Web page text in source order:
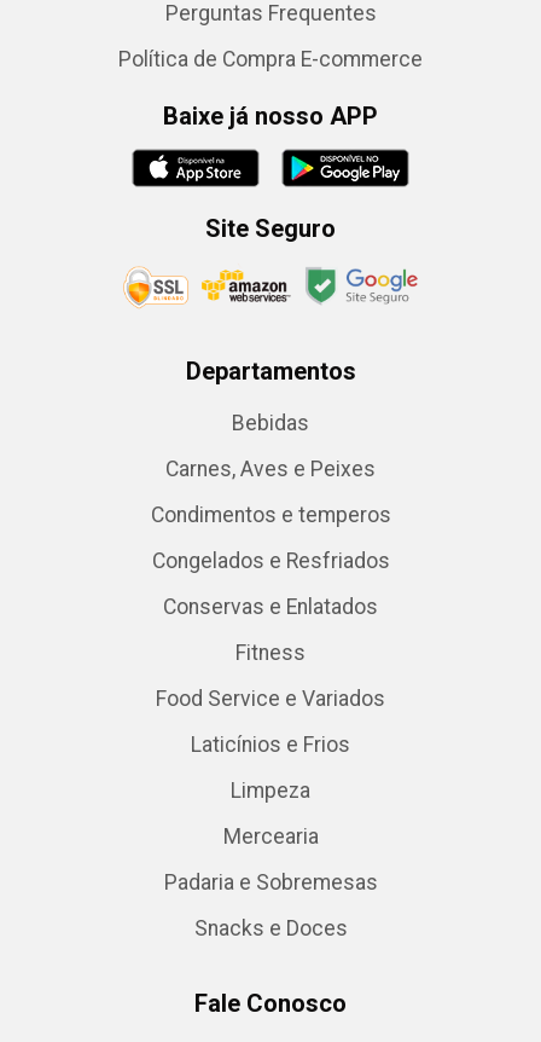
Perguntas Frequentes
Política de Compra E-commerce
Baixe já nosso APP
Site Seguro
Departamentos
Bebidas
Carnes, Aves e Peixes
Condimentos e temperos
Congelados e Resfriados
Conservas e Enlatados
Fitness
Food Service e Variados
Laticínios e Frios
Limpeza
Mercearia
Padaria e Sobremesas
Snacks e Doces
Fale Conosco